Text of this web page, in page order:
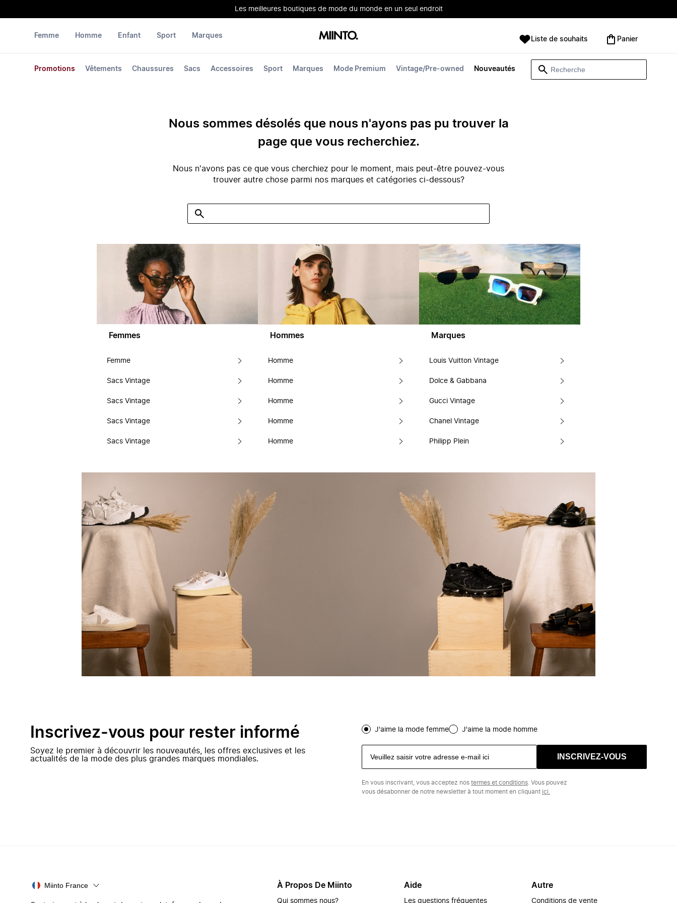
Les meilleures boutiques de mode du monde en un seul endroit
Femme
Promotions Vêtements Chaussures Sacs Accessoires Sport Marques Mode Premium Vintage/Pre-owned Nouveautés
Homme Enfant Sport Marques Liste de souhaits Panier
Nous sommes désolés que nous n'ayons pas pu trouver la
page que vous recherchiez.
Nous n'avons pas ce que vous cherchiez pour le moment, mais peut-être pouvez-vous
trouver autre chose parmi nos marques et catégories ci-dessous?
Femmes
Femme
Sacs Vintage
Sacs Vintage
Sacs Vintage
Sacs Vintage
Hommes
Homme
Homme
Homme
Homme
Homme
Marques
Louis Vuitton Vintage
Dolce & Gabbana
Gucci Vintage
Chanel Vintage
Philipp Plein
Inscrivez-vous pour rester informé
Soyez le premier à découvrir les nouveautés, les offres exclusives et les
actualités de la mode des plus grandes marques mondiales.
J'aime la mode femme J'aime la mode homme
INSCRIVEZ-VOUS
En vous inscrivant, vous acceptez nos termes et conditions . Vous pouvez
vous désabonner de notre newsletter à tout moment en cliquant ici.
Miinto France À Propos De Miinto
Qui sommes nous?
Aide
Les questions fréquentes
Autre
Conditions de vente